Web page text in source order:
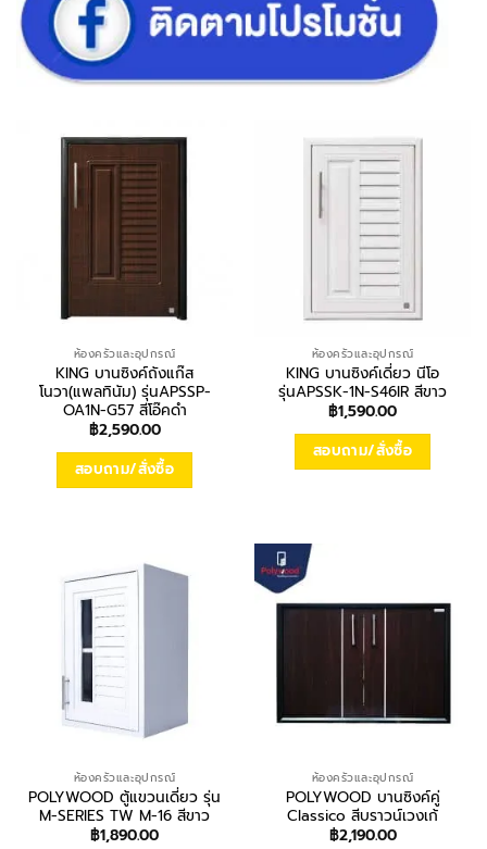
ห้องครัวและอุปกรณ์
KING บานซิงค์ถังแก๊ส
โนวา(แพลทินัม) รุ่นAPSSP-
OA1N-G57 สีโอ๊คดำ
฿2,590.00
สอบถาม/สั่งซื้อ
ห้องครัวและอุปกรณ์
KING บานซิงค์เดี่ยว นีโอ
รุ่นAPSSK-1N-S46IR สีขาว
฿1,590.00
สอบถาม/สั่งซื้อ
ห้องครัวและอุปกรณ์
POLYWOOD ตู้แขวนเดี่ยว รุ่น
M-SERIES TW M-16 สีขาว
฿1,890.00
ห้องครัวและอุปกรณ์
POLYWOOD บานซิงค์คู่
Classico สีบราวน์เวงเก้
฿2,190.00